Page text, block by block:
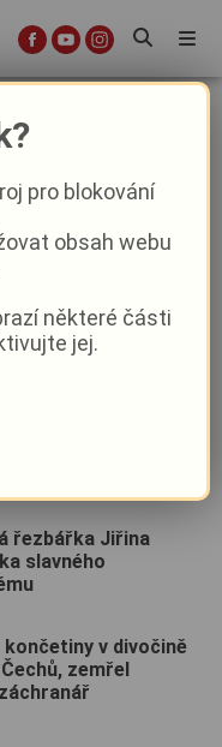
pláče. V
zemřel zpěvák
Slovensku. Zemřel
na Doubravce a
smutek. Zemřel
před lety zažil svůj
řezbářka Jiřina
slavného
v divočině
zemřel
pro blokování
obsah webu
některé části
jej.